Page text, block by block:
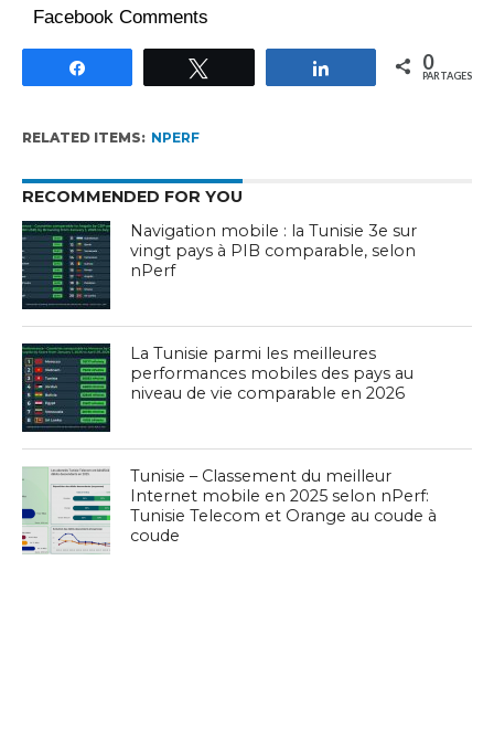
Facebook Comments
Partagez 0
PARTAGES
RELATED ITEMS: NPERF
RECOMMENDED FOR YOU
Navigation mobile : la Tunisie 3e sur
vingt pays à PIB comparable, selon
nPerf
La Tunisie parmi les meilleures
performances mobiles des pays au
niveau de vie comparable en 2026
Tunisie – Classement du meilleur
Internet mobile en 2025 selon nPerf:
Tunisie Telecom et Orange au coude à
coude